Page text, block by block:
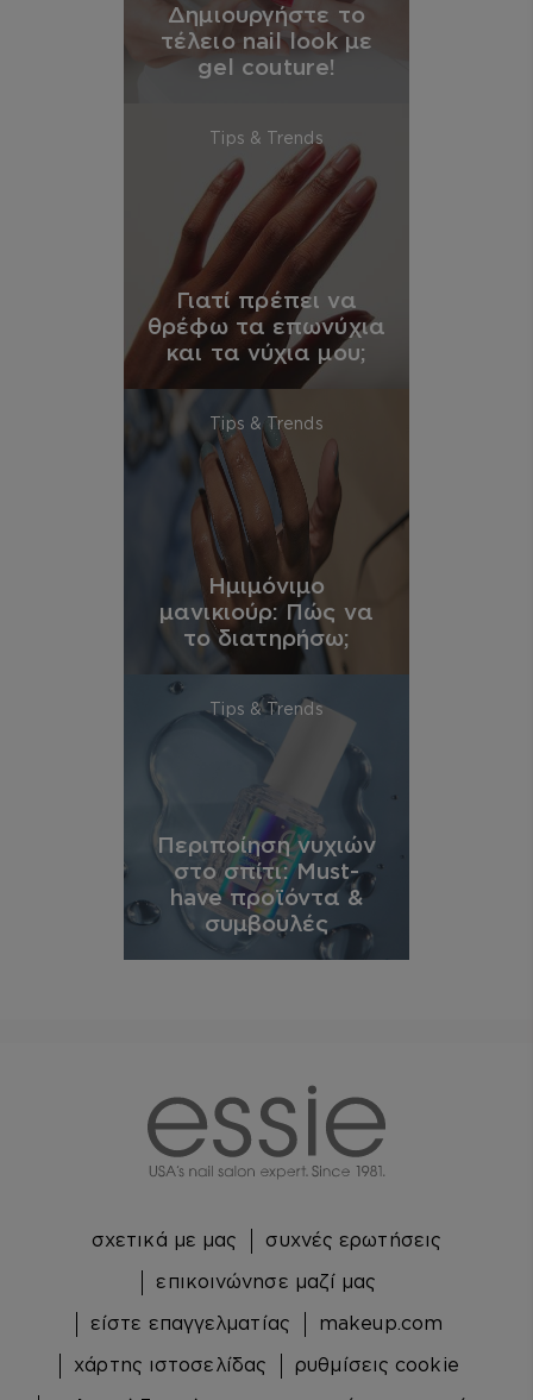
Δημιουργήστε το
τέλειο nail look με
gel couture!
Tips & Trends
Γιατί πρέπει να
θρέφω τα επωνύχια
και τα νύχια μου;
Tips & Trends
Ημιμόνιμο
μανικιούρ: Πώς να
το διατηρήσω;
Tips & Trends
Περιποίηση νυχιών
στο σπίτι: Must-
have προϊόντα &
συμβουλές
σχετικά με μας
συχνές ερωτήσεις
επικοινώνησε μαζί μας
είστε επαγγελματίας
makeup.com
χάρτης ιστοσελίδας
ρυθμίσεις cookie